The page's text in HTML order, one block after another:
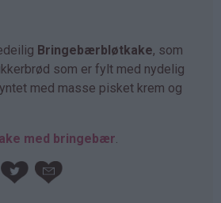
Bringebærbløtkake, som
som er fylt med nydelig
med masse pisket krem og
med bringebær.